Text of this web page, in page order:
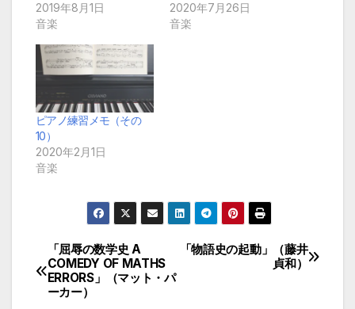
2019年8月1日
音楽
2020年7月26日
音楽
ピアノ練習メモ（その
10）
2020年2月1日
音楽
投
稿
「物語史の起動」（藤井
貞和）
「屈辱の数学史 A
COMEDY OF MATHS
ERRORS」（マット・パ
ーカー）